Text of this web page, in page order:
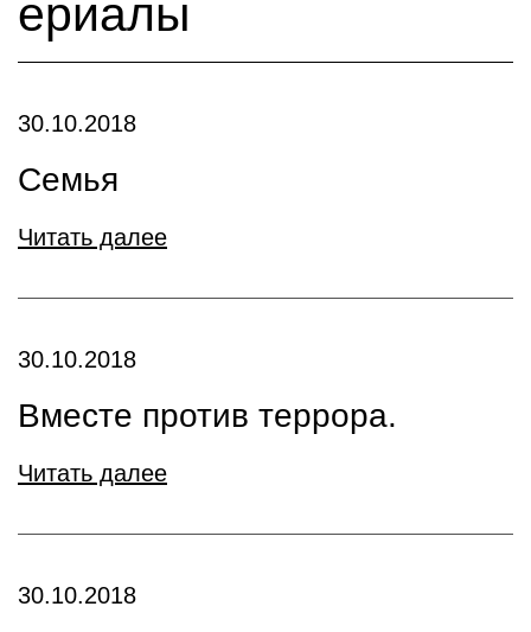
ериалы
30.10.2018
Семья
Читать далее
30.10.2018
Вместе против террора.
Читать далее
30.10.2018